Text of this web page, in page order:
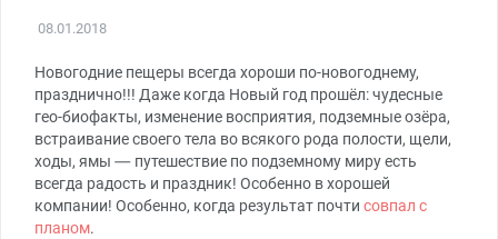
08.01.2018
Новогодние пещеры всегда хороши по-новогоднему,
празднично!!! Даже когда Новый год прошёл: чудесные
гео-биофакты, изменение восприятия, подземные озёра,
встраивание своего тела во всякого рода полости, щели,
ходы, ямы — путешествие по подземному миру есть
всегда радость и праздник! Особенно в хорошей
компании! Особенно, когда результат почти совпал с
планом.